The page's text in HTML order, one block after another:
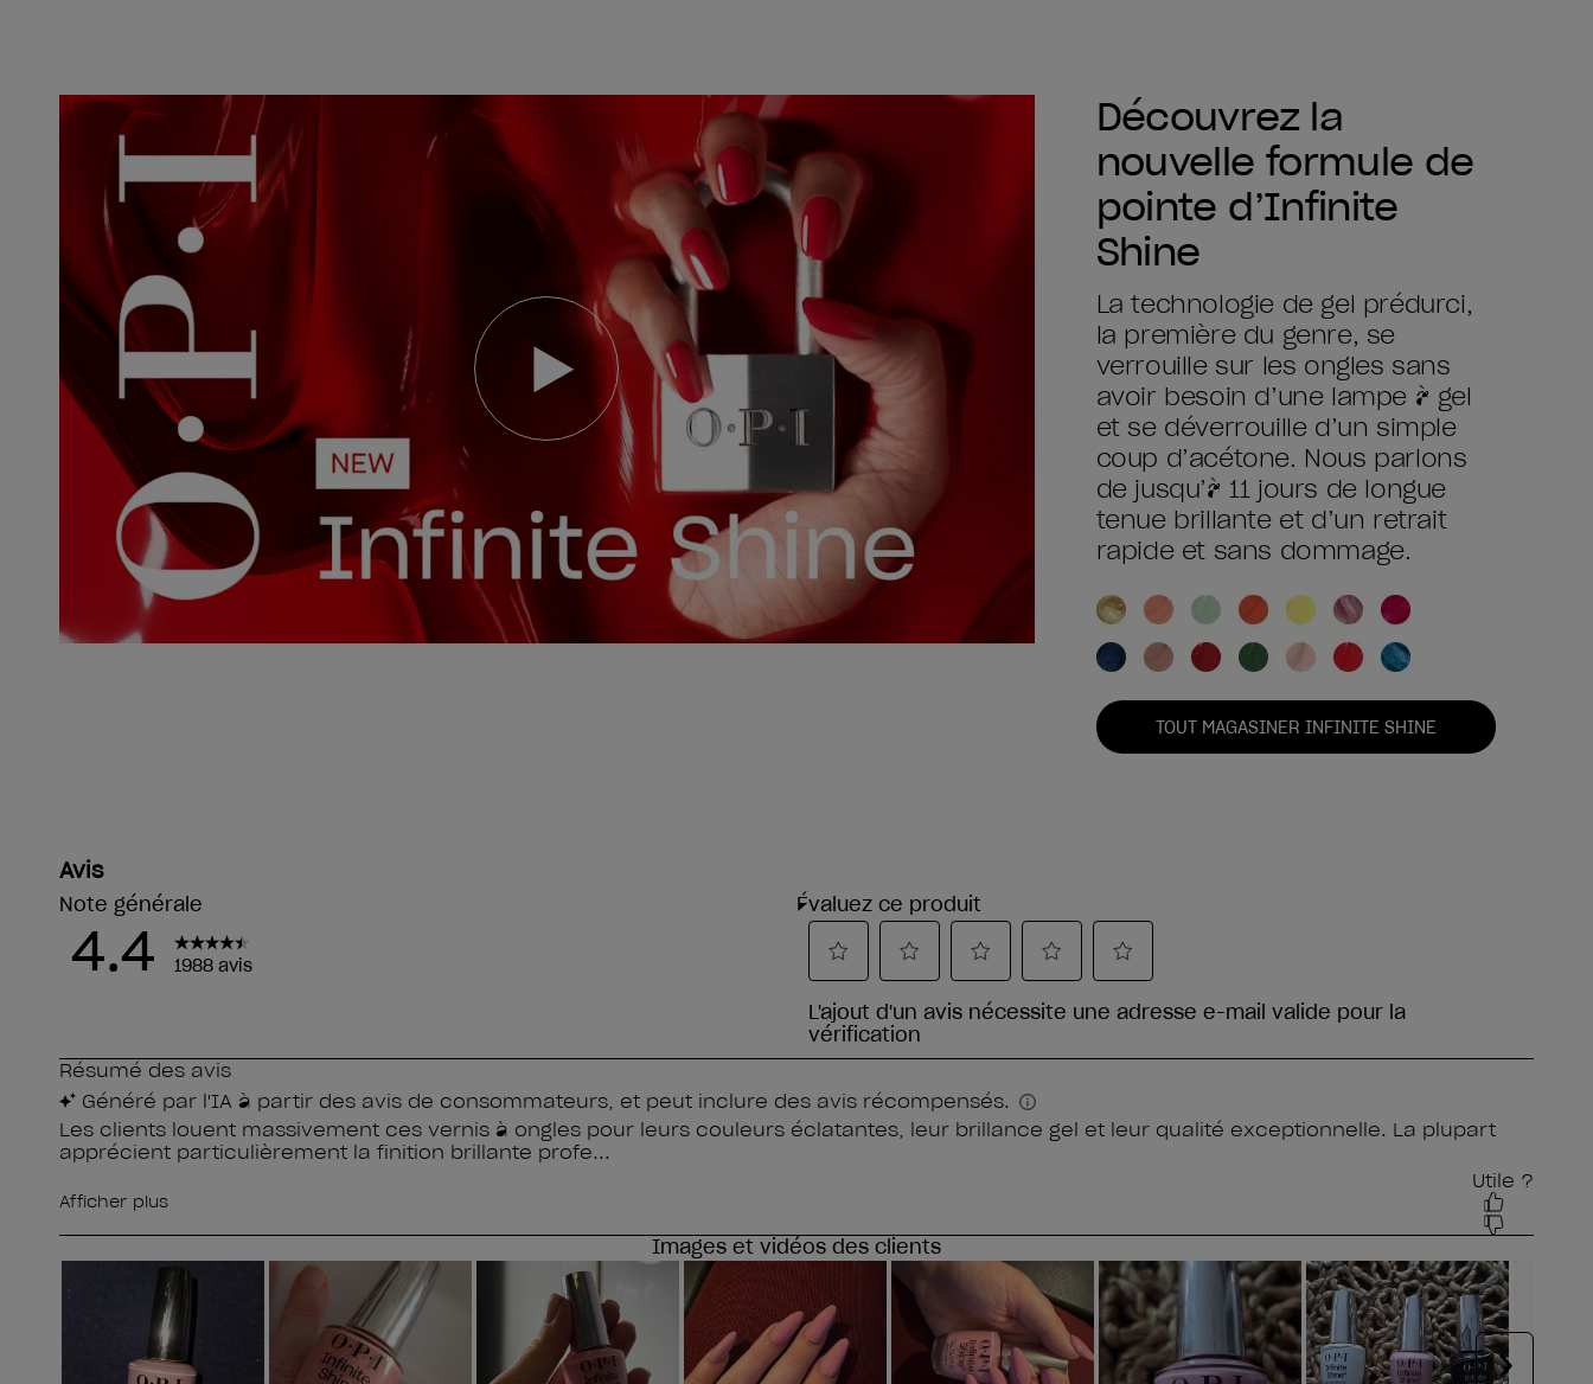
Découvrez la
nouvelle formule de
pointe d’Infinite
Shine
La technologie de gel prédurci,
la première du genre, se
verrouille sur les ongles sans
avoir besoin d’une lampe à gel
et se déverrouille d’un simple
coup d’acétone. Nous parlons
de jusqu’à 11 jours de longue
tenue brillante et d’un retrait
rapide et sans dommage.
TOUT MAGASINER INFINITE SHINE